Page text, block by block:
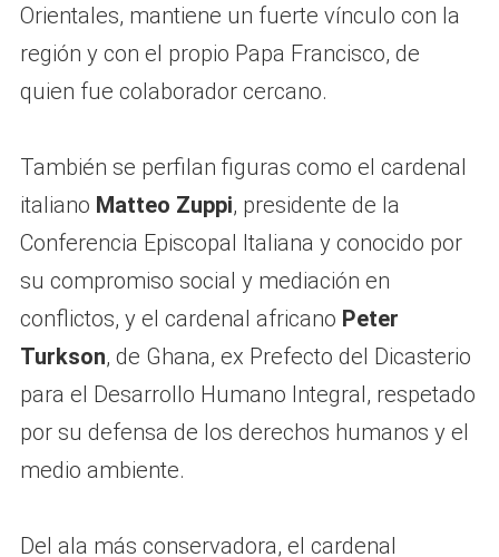
Orientales, mantiene un fuerte vínculo con la
región y con el propio Papa Francisco, de
quien fue colaborador cercano.
También se perfilan figuras como el cardenal
italiano Matteo Zuppi, presidente de la
Conferencia Episcopal Italiana y conocido por
su compromiso social y mediación en
conflictos, y el cardenal africano Peter
Turkson, de Ghana, ex Prefecto del Dicasterio
para el Desarrollo Humano Integral, respetado
por su defensa de los derechos humanos y el
medio ambiente.
Del ala más conservadora, el cardenal